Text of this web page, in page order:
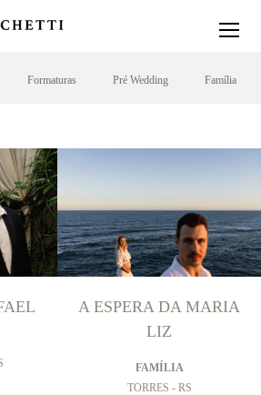
Formaturas Pré Wedding Família
A ESPERA DA MARIA
LIZ
FAMÍLIA
TORRES - RS